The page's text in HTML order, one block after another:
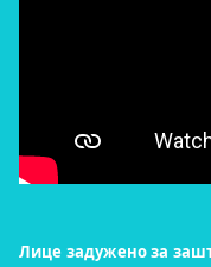
Лице задужено за